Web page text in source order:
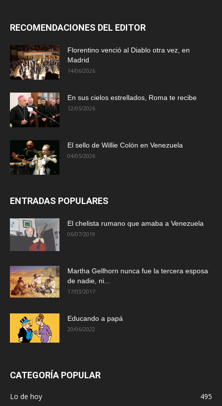
RECOMENDACIONES DEL EDITOR
Florentino venció al Diablo otra vez, en
Madrid
14/06/2026
En sus cielos estrellados, Roma te recibe
12/05/2026
El sello de Willie Colón en Venezuela
04/05/2026
ENTRADAS POPULARES
El chelista rumano que amaba a Venezuela
06/07/2019
Martha Gellhorn nunca fue la tercera esposa
de nadie, ni...
17/03/2017
Educando a papá
20/06/2022
CATEGORÍA POPULAR
Lo de hoy
495